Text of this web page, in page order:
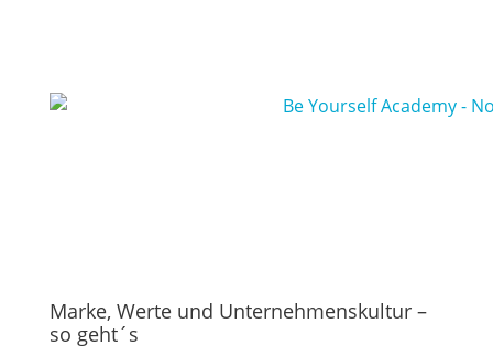
Marke, Werte und Unternehmenskultur –
so geht´s